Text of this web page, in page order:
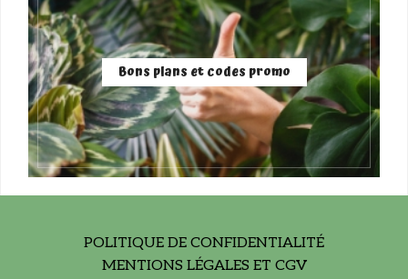
Bons plans et codes promo
POLITIQUE DE CONFIDENTIALITÉ
MENTIONS LÉGALES ET CGV